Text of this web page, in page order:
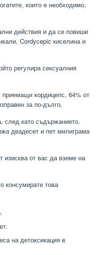
които е необходимо,
действия и да се повиши
Cordycepic киселина и
регулира сексуалния
кордицепс, 64% от
за по-дълго.
след като съдържанието.
двадесет и пет милиграма
изисква от вас да вземе на
консумирате това
на детоксикация в